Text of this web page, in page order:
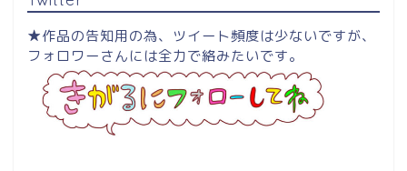
★作品の告知用の為、ツイート頻度は少ないですが、
フォロワーさんには全力で絡みたいです。